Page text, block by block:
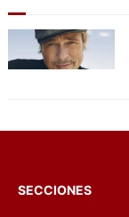
SECCIONES